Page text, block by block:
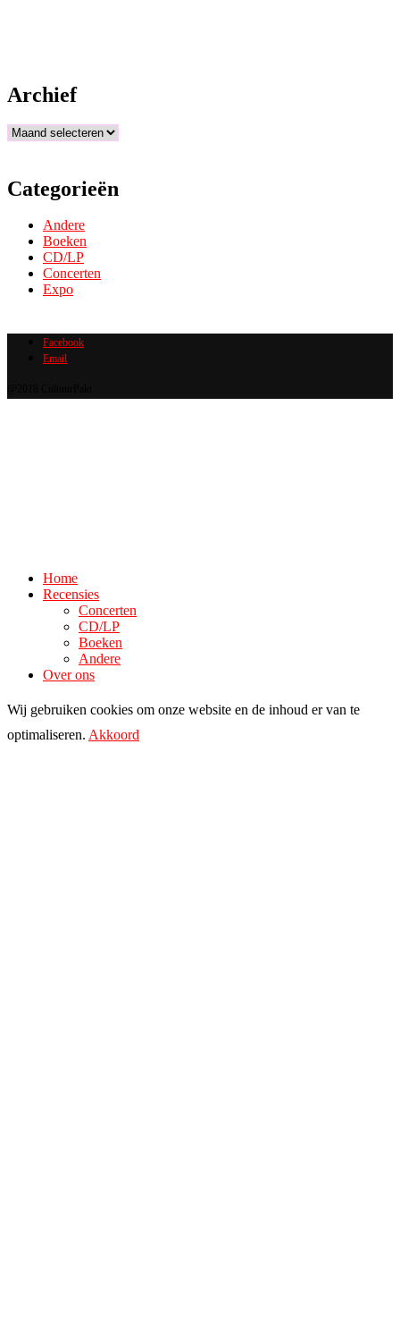
Archief
Archief
Categorieën
Andere
Boeken
CD/LP
Concerten
Expo
Facebook
Email
Home
Recensies
Concerten
CD/LP
Boeken
Andere
Over ons
Wij gebruiken cookies om onze website en de inhoud er van te
optimaliseren. Akkoord